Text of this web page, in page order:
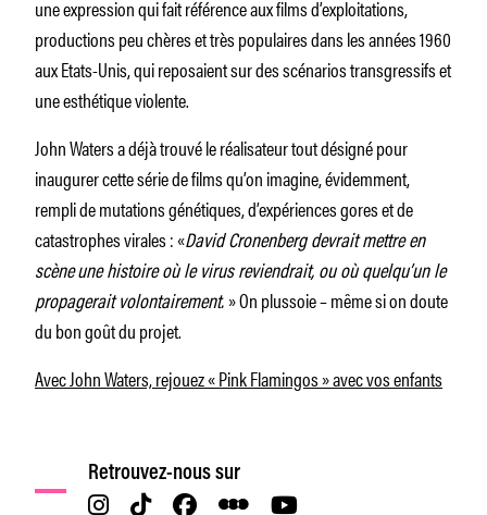
une expression qui fait référence aux films d’exploitations,
productions peu chères et très populaires dans les années 1960
aux Etats-Unis, qui reposaient sur des scénarios transgressifs et
une esthétique violente.
John Waters a déjà trouvé le réalisateur tout désigné pour
inaugurer cette série de films qu’on imagine, évidemment,
rempli de mutations génétiques, d’expériences gores et de
catastrophes virales : «David Cronenberg devrait mettre en
scèneune histoire où le virus reviendrait, ou où quelqu’un le
propagerait volontairement.» On plussoie – même si on doute
du bon goût du projet.
Avec John Waters, rejouez « Pink Flamingos » avec vos enfants
Retrouvez-nous sur